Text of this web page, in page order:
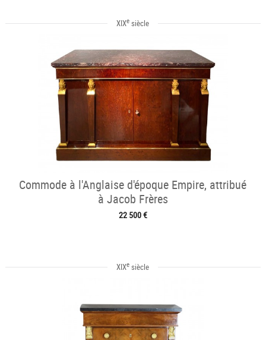
XIXe siècle
Commode à l'Anglaise d'époque Empire, attribué
à Jacob Frères
22 500 €
XIXe siècle